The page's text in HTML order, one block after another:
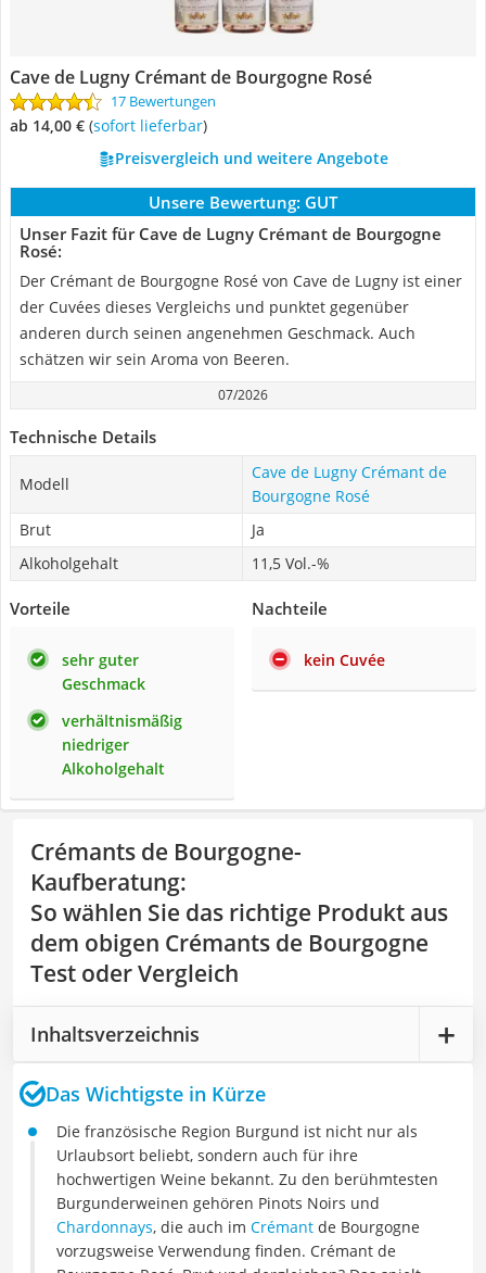
Cave de Lugny Crémant de Bourgogne Rosé
17 Bewertungen
ab 14,00 € ( Sofort lieferbar)
Preisvergleich und weitere Angebote
Unsere Bewertung: GUT
Unser Fazit für Cave de Lugny Crémant de Bourgogne
Rosé:
Der Crémant de Bourgogne Rosé von Cave de Lugny ist einer
der Cuvées dieses Vergleichs und punktet gegenüber
anderen durch seinen angenehmen Geschmack. Auch
schätzen wir sein Aroma von Beeren.
07/2026
Technische Details
Modell
Cave de Lugny Crémant de
Bourgogne Rosé
Brut
Ja
Alkoholgehalt
11,5 Vol.-%
Vorteile
sehr guter
Geschmack
verhältnismäßig
niedriger
Alkoholgehalt
Nachteile
kein Cuvée
Crémants de Bourgogne-
Kaufberatung:
So wählen Sie das richtige Produkt aus
dem obigen Crémants de Bourgogne
Test oder Vergleich
Inhaltsverzeichnis
Das Wichtigste in Kürze
Die französische Region Burgund ist nicht nur als
Urlaubsort beliebt, sondern auch für ihre
hochwertigen Weine bekannt. Zu den berühmtesten
Burgunderweinen gehören Pinots Noirs und
Chardonnays, die auch im Crémant de Bourgogne
vorzugsweise Verwendung finden. Crémant de